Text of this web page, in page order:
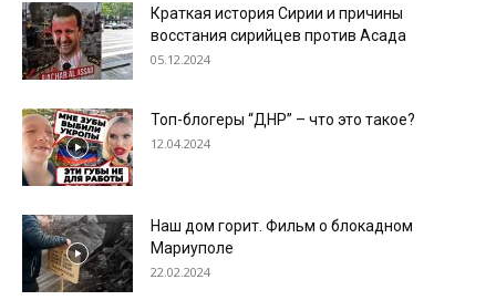
Краткая история Сирии и причины
восстания сирийцев против Асада
05.12.2024
Топ-блогеры “ДНР” – что это такое?
12.04.2024
Наш дом горит. Фильм о блокадном
Мариуполе
22.02.2024